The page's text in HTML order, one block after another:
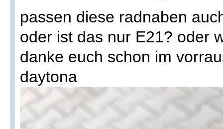
passen diese radnaben
oder ist das nur E21? oder
danke euch schon im
daytona